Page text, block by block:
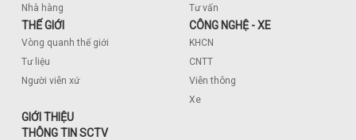
Nhà hàng
Tư vấn
THẾ GIỚI
Vòng quanh thế giới
Tư liệu
Người viễn xứ
CÔNG NGHỆ - XE
KHCN
CNTT
Viễn thông
Xe
GIỚI THIỆU
THÔNG TIN SCTV